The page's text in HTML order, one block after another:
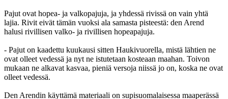
Pajut ovat hopea- ja valkopajuja, ja yhdessä rivissä on vain yhtä
lajia. Rivit eivät tämän vuoksi ala samasta pisteestä: den Arend
halusi rivillisen valko- ja rivillisen hopeapajuja.
- Pajut on kaadettu kuukausi sitten Haukivuorella, mistä lähtien ne
ovat olleet vedessä ja nyt ne istutetaan kosteaan maahan. Toivon
mukaan ne alkavat kasvaa, pieniä versoja niissä jo on, koska ne ovat
olleet vedessä.
Den Arendin käyttämä materiaali on supisuomalaisessa maaperässä